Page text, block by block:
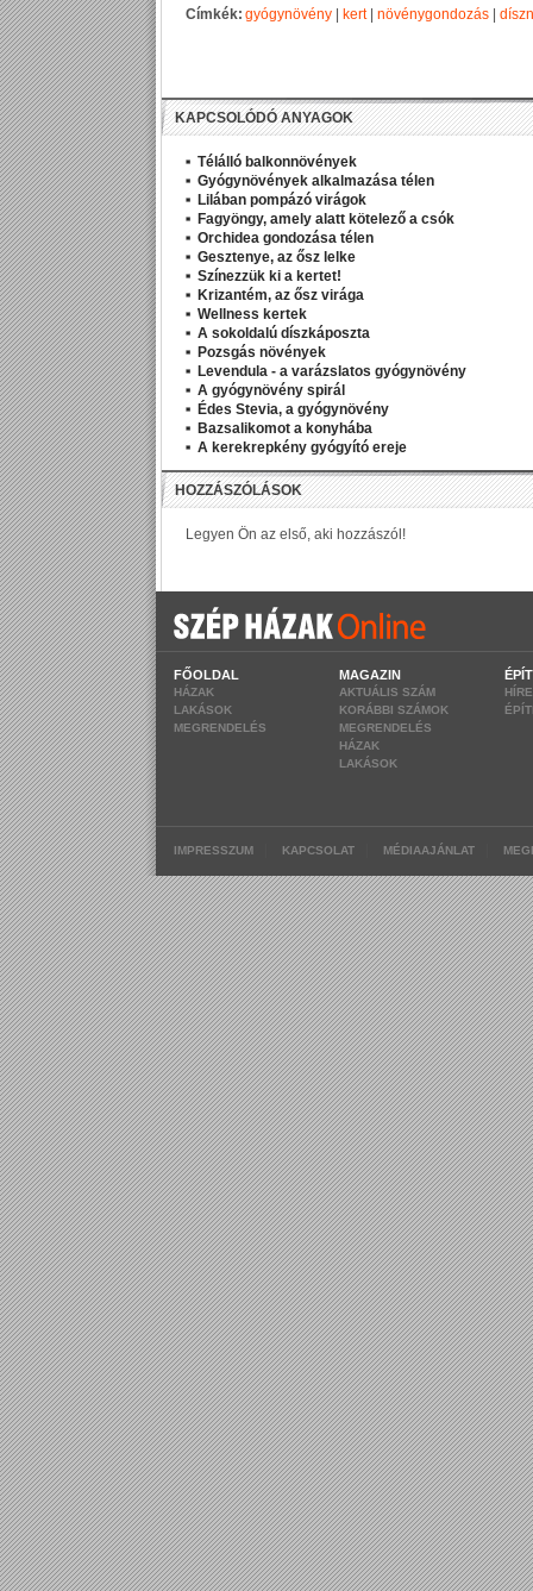
Címkék:gyógynövény kert| növénygondozás
KAPCSOLÓDÓ ANYAGOK
Télálló balkonnövények
Gyógynövények alkalmazása télen
Lilában pompázó virágok
Fagyöngy, amely alatt kötelező a csók
Orchidea gondozása télen
Gesztenye, az ősz lelke
Színezzük ki a kertet!
Krizantém, az ősz virága
Wellness kertek
A sokoldalú díszkáposzta
Pozsgás növények
Levendula - a varázslatos gyógynövény
A gyógynövény spirál
Édes Stevia, a gyógynövény
Bazsalikomot a konyhába
A kerekrepkény gyógyító ereje
FŐOLDAL
HÁZAK
LAKÁSOK
MEGRENDELÉS
MAGAZIN
AKTUÁLIS SZÁM
KORÁBBI SZÁMOK
MEGRENDELÉS
HÁZAK
LAKÁSOK
IMPRESSZUM KAPCSOLAT MÉDIAAJÁNLAT